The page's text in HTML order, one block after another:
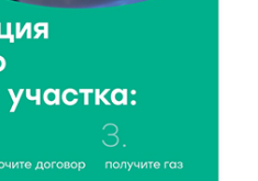
Рассказываем, что ждёт